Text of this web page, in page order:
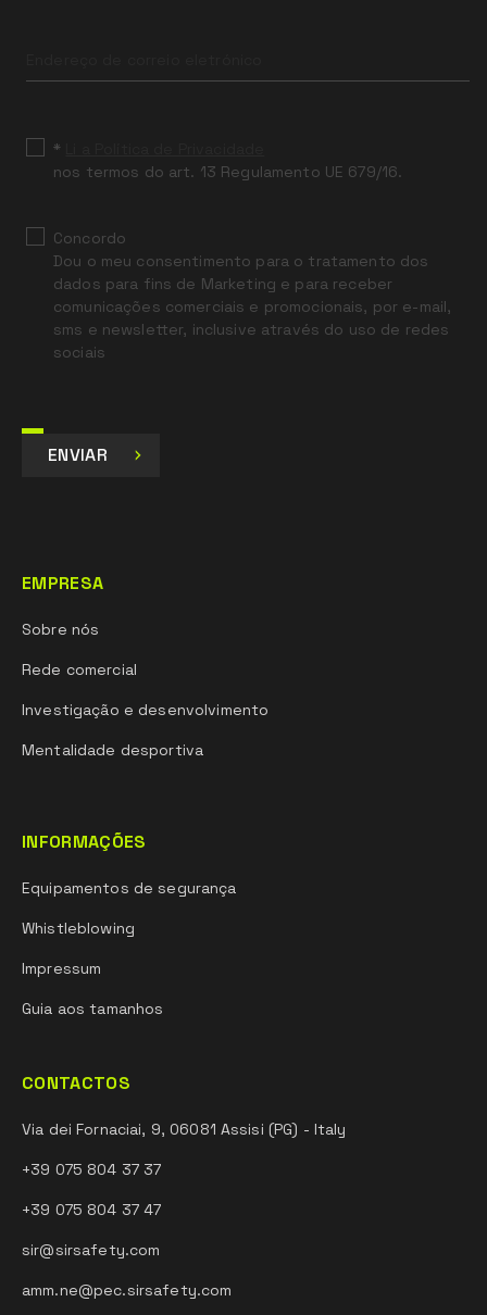
field
*
nos termos do art. 13 Regulamento UE 679/16.
Concordo
Dou o meu consentimento para o tratamento dos
dados para fins de Marketing e para receber
comunicações comerciais e promocionais, por e-mail,
sms e newsletter, inclusive através do uso de redes
sociais
ENVIAR
EMPRESA
Sobre nós
Rede comercial
Investigação e desenvolvimento
Mentalidade desportiva
INFORMAÇÕES
Equipamentos de segurança
Whistleblowing
Impressum
Guia aos tamanhos
CONTACTOS
Via dei Fornaciai, 9, 06081 Assisi (PG) - Italy
+39 075 804 37 37
+39 075 804 37 47
sir@sirsafety.com
amm.ne@pec.sirsafety.com